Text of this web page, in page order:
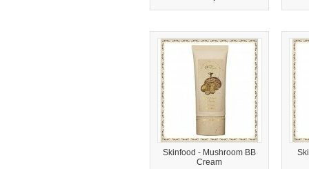
Skinfood - Mushroom BB
Cream